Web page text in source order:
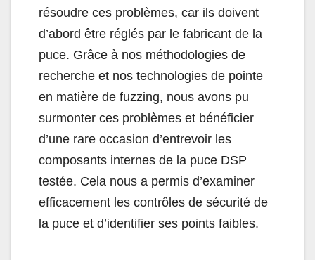
résoudre ces problèmes, car ils doivent
d’abord être réglés par le fabricant de la
puce. Grâce à nos méthodologies de
recherche et nos technologies de pointe
en matière de fuzzing, nous avons pu
surmonter ces problèmes et bénéficier
d’une rare occasion d’entrevoir les
composants internes de la puce DSP
testée. Cela nous a permis d’examiner
efficacement les contrôles de sécurité de
la puce et d’identifier ses points faibles.